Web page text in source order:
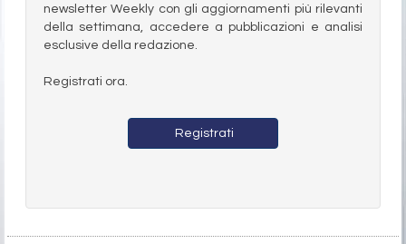
newsletter Weekly con gli aggiornamenti più rilevanti
della settimana, accedere a pubblicazioni e analisi
esclusive della redazione.
Registrati ora.
Registrati